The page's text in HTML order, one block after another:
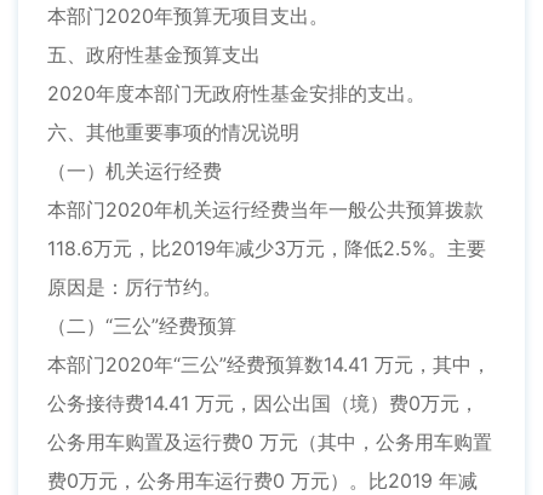
本部门2020年预算无项目支出。
五、政府性基金预算支出
2020年度本部门无政府性基金安排的支出。
六、其他重要事项的情况说明
（一）机关运行经费
本部门2020年机关运行经费当年一般公共预算拨款
118.6万元，比2019年减少3万元，降低2.5%。主要
原因是：厉行节约。
（二）“三公”经费预算
本部门2020年“三公”经费预算数14.41 万元，其中，
公务接待费14.41 万元，因公出国（境）费0万元，
公务用车购置及运行费0 万元（其中，公务用车购置
费0万元，公务用车运行费0 万元）。比2019 年减